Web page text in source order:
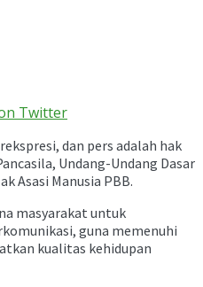
Twitter
dan pers adalah hak
Undang-Undang Dasar
Asasi Manusia PBB.
masyarakat untuk
guna memenuhi
kualitas kehidupan